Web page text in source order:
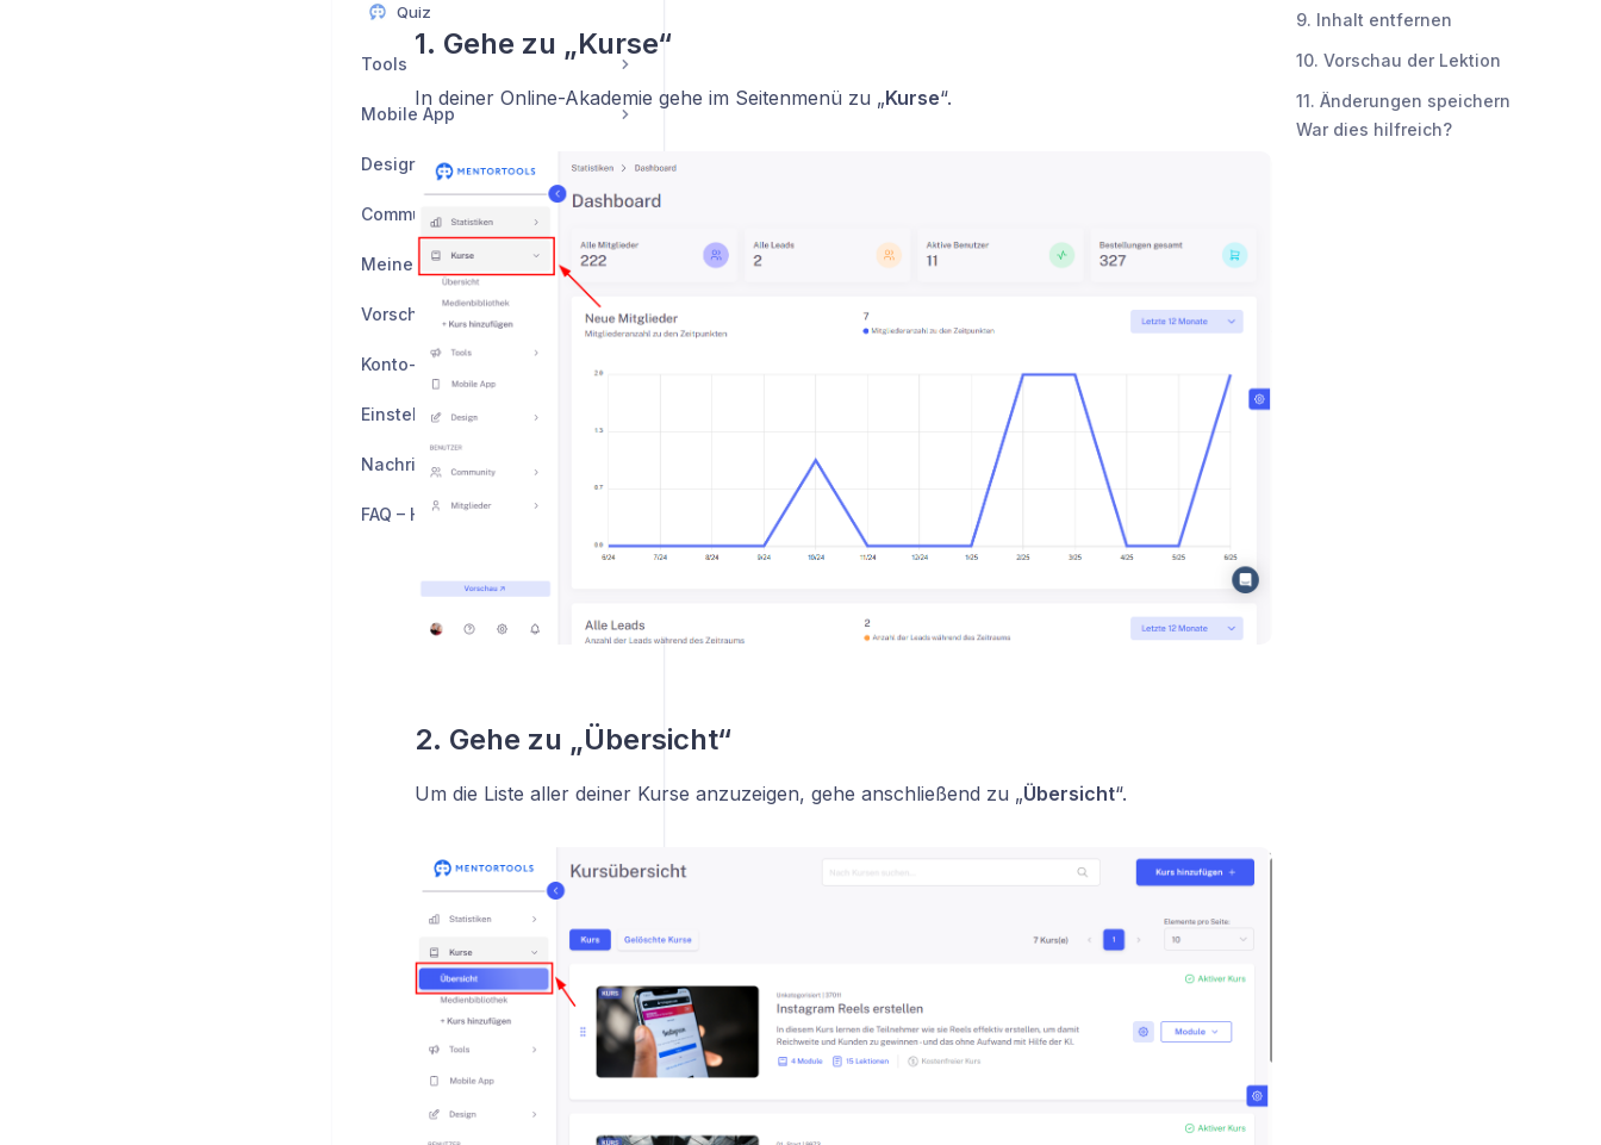
Quiz
Tools
Mobile App
Design
Community
Meine Mitglieder
Vorschau
Einstellungen
Nachrichten & Chatgruppen
FAQ – Häufig gestellte Fragen
1. Gehe zu „Kurse“
In deiner Online-Akademie gehe im Seitenmenü zu „Kurse“.
2. Gehe zu „Übersicht“
Um die Liste aller deiner Kurse anzuzeigen, gehe anschließend zu „Übersicht“.
9. Inhalt entfernen
10. Vorschau der Lektion
11. Änderungen speichern
War dies hilfreich?